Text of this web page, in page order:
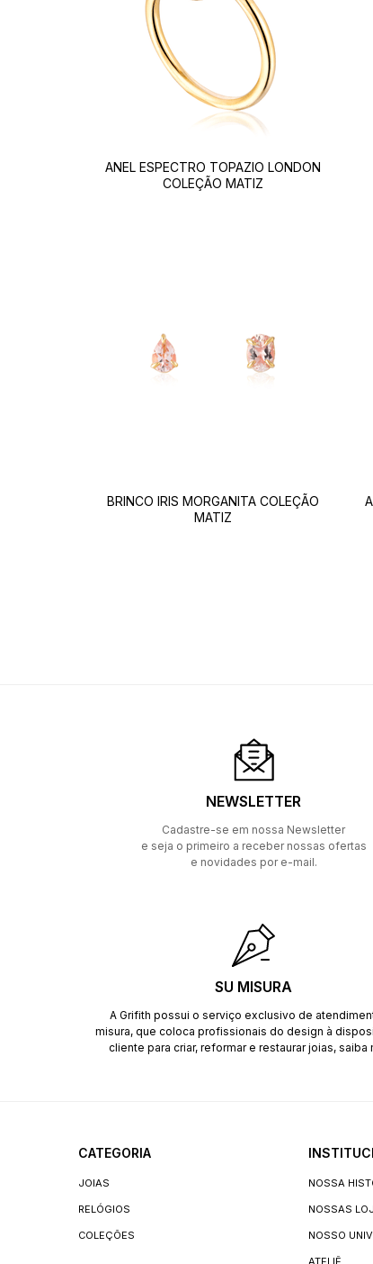
ANEL ESPECTRO TOPAZIO LONDON
COLEÇÃO MATIZ
BRINCO IRIS MORGANITA COLEÇÃO
MATIZ
NEWSLETTER
Cadastre-se em nossa Newsletter
e seja o primeiro a receber nossas ofertas
e novidades por e-mail.
SU MISURA
A Grifith possui o serviço exclusivo de
misura, que coloca profissionais do design à
cliente para criar, reformar e restaurar joias, saiba
CATEGORIA
JOIAS
RELÓGIOS
COLEÇÕES
NOSSA
NOSSAS
NOSSO
ATELIÊ